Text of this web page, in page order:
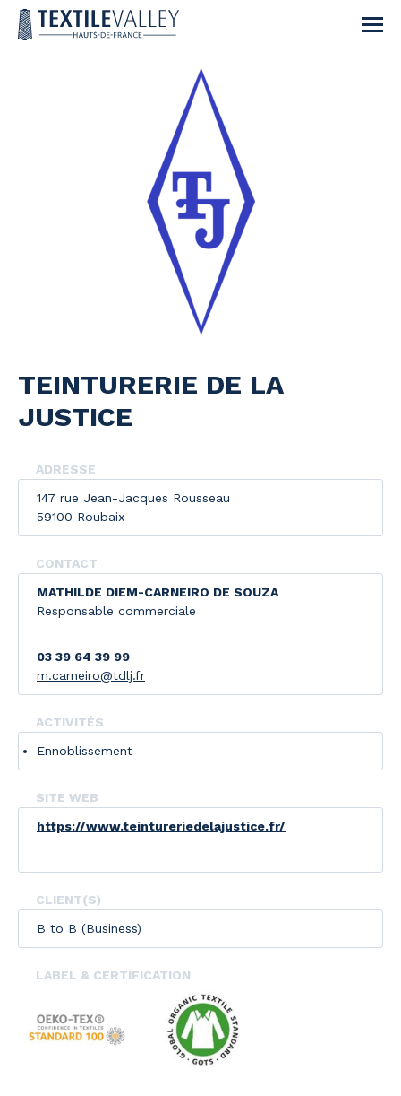
TEINTURERIE DE LA
JUSTICE
ADRESSE
147 rue Jean-Jacques Rousseau
59100 Roubaix
CONTACT
MATHILDE DIEM-CARNEIRO DE SOUZA
Responsable commerciale
03 39 64 39 99
m.carneiro@tdlj.fr
ACTIVITÉS
Ennoblissement
SITE WEB
https://www.teintureriedelajustice.fr/
CLIENT(S)
B to B (Business)
LABEL & CERTIFICATION